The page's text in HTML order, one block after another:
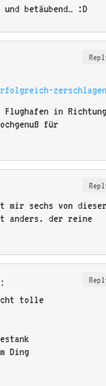
betäubend… :D
Flughafen in Richtung
für
sechs von dieser
anders. der reine
tolle
Ding